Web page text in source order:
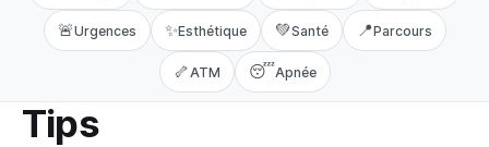
🚨Urgences ✨Esthétique 💚Santé 📍Parcours
🦴 ATM 😴Apnée
Tips